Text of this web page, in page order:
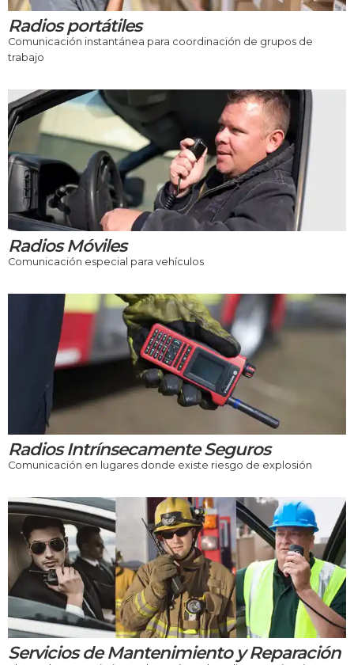
Radios portátiles
Comunicación instantánea para coordinación de grupos de
trabajo
Radios Móviles
Comunicación especial para vehículos
Radios Intrínsecamente Seguros
Comunicación en lugares donde existe riesgo de explosión
Servicios de Mantenimiento y Reparación